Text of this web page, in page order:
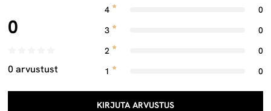
0
0 arvustust
4
0
3
0
2
0
1
0
KIRJUTA ARVUSTUS